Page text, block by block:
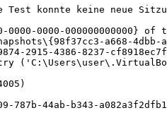
konnte keine neue
0000-0000-000000000000} of
a668-4dbb-
2915-4386-8237-
787b-44ab-b343-